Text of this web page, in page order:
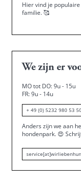
Hier vind je
familie.🥰
We zijn er
MO tot DO: 9u - 15u
FR: 9u - 14u
+ 49 (0) 5232 980 53
Anders zijn we aan
hondenpark. 😍